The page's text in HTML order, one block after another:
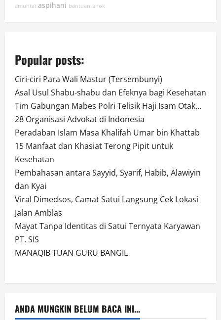
amuntai aspihani bantuan ahok
Popular posts:
Ciri-ciri Para Wali Mastur (Tersembunyi)
Asal Usul Shabu-shabu dan Efeknya bagi Kesehatan
Tim Gabungan Mabes Polri Telisik Haji Isam Otak…
28 Organisasi Advokat di Indonesia
Peradaban Islam Masa Khalifah Umar bin Khattab
15 Manfaat dan Khasiat Terong Pipit untuk
Kesehatan
Pembahasan antara Sayyid, Syarif, Habib, Alawiyin
dan Kyai
Viral Dimedsos, Camat Satui Langsung Cek Lokasi
Jalan Amblas
Mayat Tanpa Identitas di Satui Ternyata Karyawan
PT. SIS
MANAQIB TUAN GURU BANGIL
ANDA MUNGKIN BELUM BACA INI...